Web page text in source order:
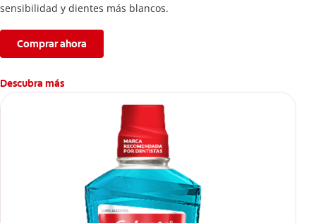
sensibilidad y dientes más blancos.
Comprar ahora
Descubra más